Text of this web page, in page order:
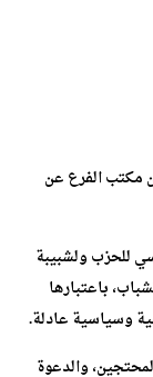
بتاريخ 03 أكتوبر 2025، أعلن مكتب الفرع عن
للحزب ولشبيبة
باعتبارها
وسياسية عادلة.
والدعوة